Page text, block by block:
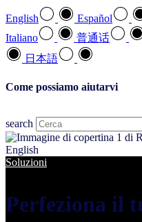
English Español
Italiano
普通话
日本語
Come possiamo aiutarvi
search
Soluzioni
Perfeziona il